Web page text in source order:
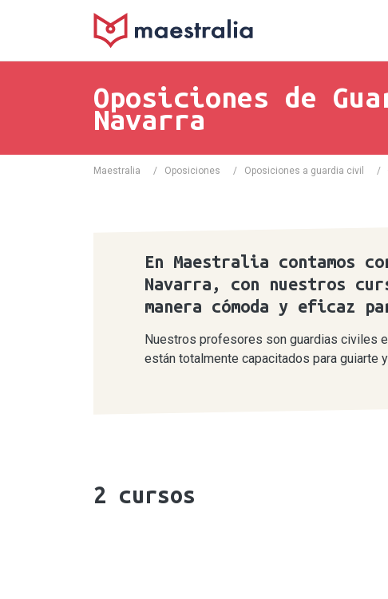
Oposiciones de
Navarra
Maestralia / Oposiciones / Oposiciones a guardia civil /
En Maestralia contamos
Navarra, con nuestros
manera cómoda y eficaz
Nuestros profesores son guardias civiles
están totalmente capacitados para guiarte
2 cursos